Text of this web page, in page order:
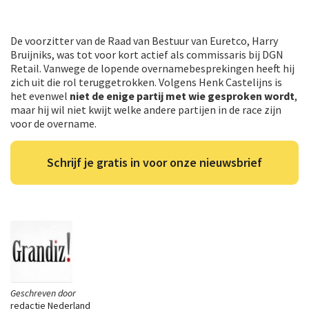
Geschreven door
redactie Nederland
De voorzitter van de Raad van Bestuur van Euretco, Harry
Bruijniks, was tot voor kort actief als commissaris bij DGN
Retail. Vanwege de lopende overnamebesprekingen heeft hij
zich uit die rol teruggetrokken. Volgens Henk Castelijns is
het evenwel niet de enige partij met wie gesproken wordt,
maar hij wil niet kwijt welke andere partijen in de race zijn
voor de overname.
Schrijf je gratis in voor onze nieuwsbrief